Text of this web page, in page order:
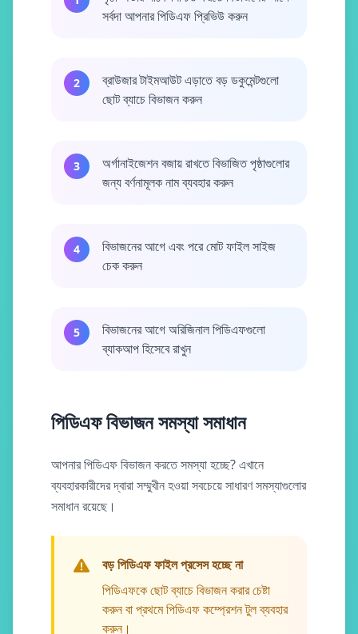
সর্বদা আপনার পিডিএফ প্রিভিউ করুন
2
ব্রাউজার টাইমআউট এড়াতে বড় ডকুমেন্টগুলো
ছোট ব্যাচে বিভাজন করুন
3
অর্গানাইজেশন বজায় রাখতে বিভাজিত পৃষ্ঠাগুলোর
জন্য বর্ণনামূলক নাম ব্যবহার করুন
4
বিভাজনের আগে এবং পরে মোট ফাইল সাইজ
চেক করুন
5
বিভাজনের আগে অরিজিনাল পিডিএফগুলো
ব্যাকআপ হিসেবে রাখুন
পিডিএফ বিভাজন সমস্যা সমাধান
আপনার পিডিএফ বিভাজন করতে সমস্যা হচ্ছে? এখানে
ব্যবহারকারীদের দ্বারা সম্মুখীন হওয়া সবচেয়ে সাধারণ সমস্যাগুলোর
সমাধান রয়েছে।
বড় পিডিএফ ফাইল প্রসেস হচ্ছে না
পিডিএফকে ছোট ব্যাচে বিভাজন করার চেষ্টা
করুন বা প্রথমে পিডিএফ কম্প্রেশন টুল ব্যবহার
করুন।